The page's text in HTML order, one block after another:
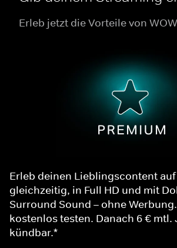
Erleb jetzt die Vorteile von
Erleb deinen Lieblingscontent auf
gleichzeitig, in Full HD und mit
Surround Sound – ohne Werbung.
kostenlos testen. Danach 6 € mtl.
kündbar.*